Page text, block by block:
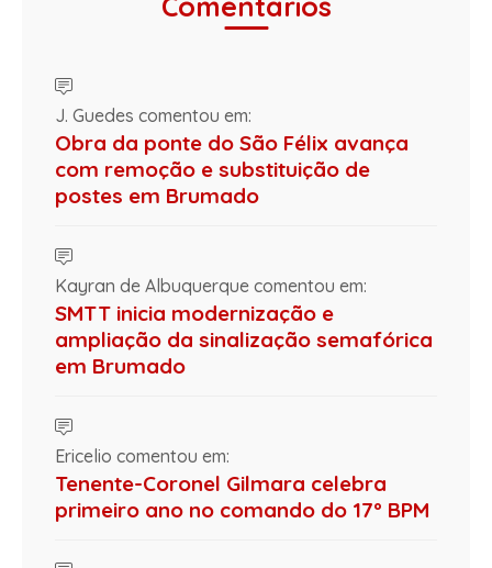
J. Guedes comentou em:
Obra da ponte do São Félix avança
com remoção e substituição de
postes em Brumado
Kayran de Albuquerque comentou em:
SMTT inicia modernização e
ampliação da sinalização semafórica
em Brumado
Ericelio comentou em:
Tenente-Coronel Gilmara celebra
primeiro ano no comando do 17º BPM